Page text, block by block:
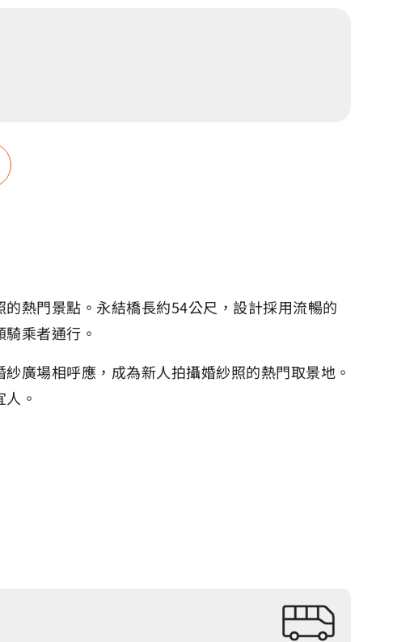
熱門景點。永結橋長約54公尺，設計採用流暢的
乘者通行。
廣場相呼應，成為新人拍攝婚紗照的熱門取景地。
。